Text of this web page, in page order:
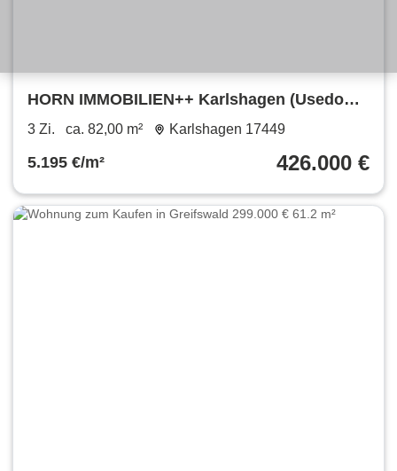
HORN IMMOBILIEN++ Karlshagen (Usedom),
voll ausgestattete 3-Raum Ferienwohnung,
3 Zi. ca. 82,00 m² Karlshagen 17449
5.195 €/m² 426.000 €